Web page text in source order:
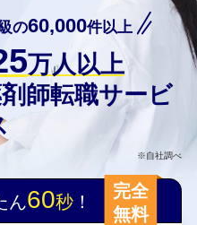
の60,000件以上
万人以上
師転職サービ
※自社調べ
ん60秒 ！
完全
無料